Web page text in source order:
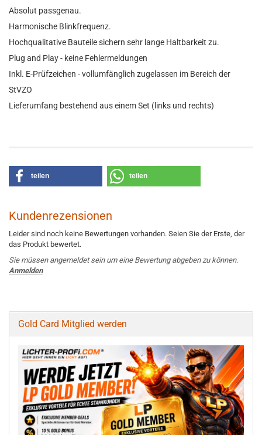
Absolut passgenau.
Harmonische Blinkfrequenz.
Hochqualitative Bauteile sichern sehr lange Haltbarkeit zu.
Plug and Play - keine Fehlermeldungen
Inkl. E-Prüfzeichen - vollumfänglich zugelassen im Bereich der
StVZO
Lieferumfang bestehend aus einem Set (links und rechts)
teilen teilen
Kundenrezensionen
Leider sind noch keine Bewertungen vorhanden. Seien Sie der Erste, der
das Produkt bewertet.
Sie müssen angemeldet sein um eine Bewertung abgeben zu können.
Anmelden
Gold Card Mitglied werden